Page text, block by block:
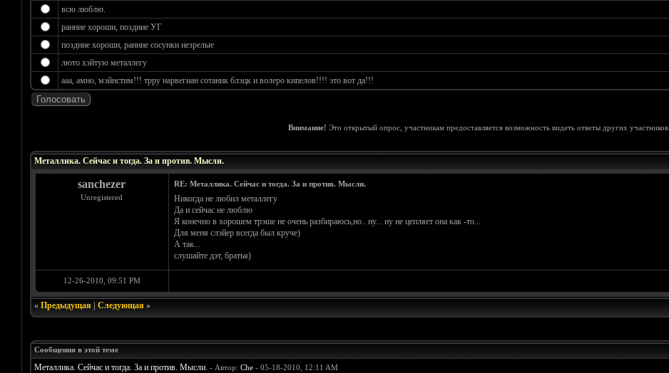
всю люблю.
ранние хороши, поздние УГ
поздние хороши, ранние сосунки незрелые
люто хэйтую металлегу
ааа, амно, мэйнстим!!! трру нарвегиан сотаник блэцк и волеро кипелов!!!! это вот да!!!
Внимание! Это открытый опрос, участникам предоставляется возможность видеть ответы других участников.
Металлика. Сейчас и тогда. За и против. Мысли.
sanchezer
Unregistered
RE: Металлика. Сейчас и тогда. За и против. Мысли.
Никогда не любил металлегу
Да и сейчас не люблю
Я конечно в хорошем трэше не очень разбираюсь,но.. ну... ну не цепляет она как -то...
Для меня слэйер всегда был круче)
А так...
слушайте дэт, братья)
12-26-2010, 09:51 PM
« Предыдущая| Следующая»
Сообщения в этой теме
Металлика. Сейчас и тогда. За и против. Мысли. - Автор: Che- 05-18-2010, 12:11 AM